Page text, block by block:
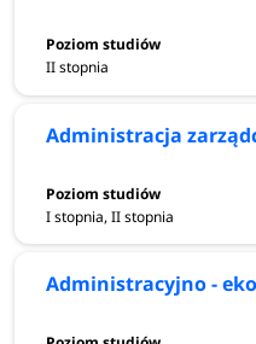
II stopnia
Administracja
I stopnia, II stopnia
Administracyjno -